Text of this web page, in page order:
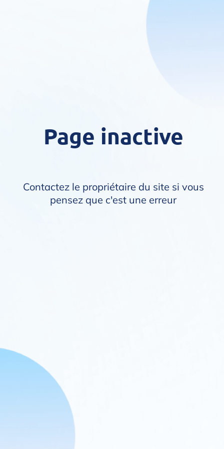
Page inactive
Contactez le propriétaire du site si vous
pensez que c'est une erreur